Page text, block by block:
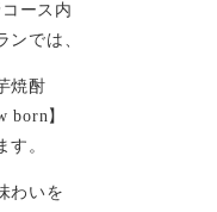
ース内
ンでは、
焼酎
born】
す。
わいを